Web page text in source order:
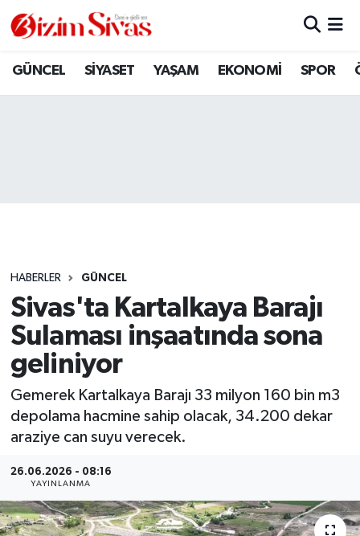
GÜNCEL SİYASET YAŞAM EKONOMİ SPOR
HABERLER GÜNCEL
Sivas'ta Kartalkaya Barajı
Sulaması inşaatında sona
geliniyor
Gemerek Kartalkaya Barajı 33 milyon 160 bin m3
depolama hacmine sahip olacak, 34.200 dekar
araziye can suyu verecek.
26.06.2026 - 08:16
YAYINLANMA
ARAMIZDAN AYRILANLAR
GÜNCEL
KÜLTÜR
MAGAZİN
RESMİ İLANLAR
SAĞLIK
Sivas Nöbetçi Eczaneler
Son Dakika Haberleri
Haber Arşivi